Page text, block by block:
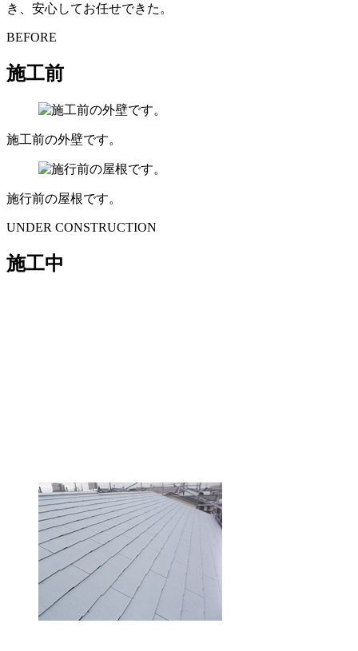
き、安心してお任せできた。
BEFORE
施工前
施工前の外壁です。
施行前の屋根です。
UNDER CONSTRUCTION
施工中